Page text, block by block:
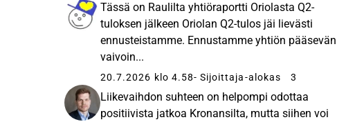
Tässä on Raulilta yhtiöraportti Oriolasta Q2-
tuloksen jälkeen Oriolan Q2-tulos jäi lievästi
ennusteistamme. Ennustamme yhtiön pääsevän
vaivoin...
20.7.2026 klo 4.58- Sijoittaja-alokas 3
Liikevaihdon suhteen on helpompi odottaa
positiivista jatkoa Kronansilta, mutta siihen voi